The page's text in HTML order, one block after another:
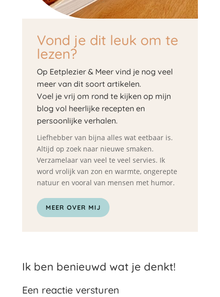
Vond je dit leuk om te
lezen?
Op Eetplezier & Meer vind je nog veel
meer van dit soort artikelen.
Voel je vrij om rond te kijken op mijn
blog vol heerlijke recepten en
persoonlijke verhalen.
Liefhebber van bijna alles wat eetbaar is.
Altijd op zoek naar nieuwe smaken.
Verzamelaar van veel te veel servies. Ik
word vrolijk van zon en warmte, ongerepte
natuur en vooral van mensen met humor.
MEER OVER MIJ
Ik ben benieuwd wat je denkt!
Een reactie versturen